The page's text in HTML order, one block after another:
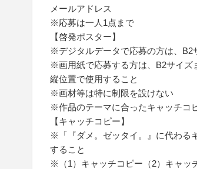
メールアドレス
※応募は一人1点まで
【啓発ポスター】
※デジタルデータで応募の方は、B2
※画用紙で応募する方は、B2サイズ
縦位置で使用すること
※画材等は特に制限を設けない
※作品のテーマに合ったキャッチコ
【キャッチコピー】
※「『ダメ。ゼッタイ。』に代わる
すること
※（1）キャッチコピー（2）キャッ